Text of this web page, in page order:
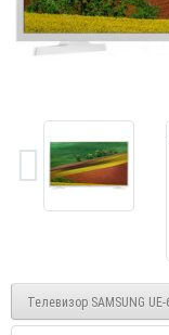
Телевизор SAMSUNG